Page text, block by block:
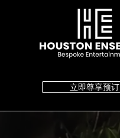
立即尊享预订